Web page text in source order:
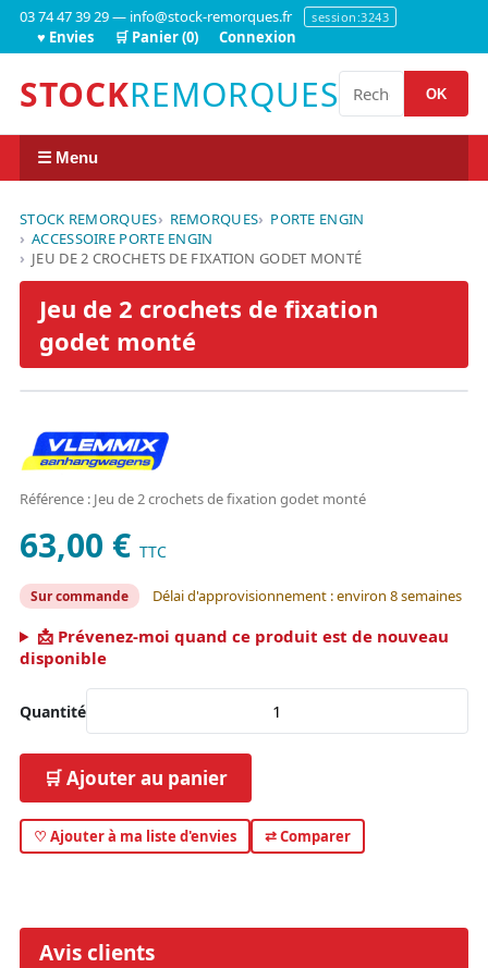
03 74 47 39 29 — info@stock-remorques.fr session:3243
♥ Envies 🛒 Panier (0) Connexion
STOCKREMORQUES OK
☰ Menu
STOCK REMORQUES REMORQUES
PORTE ENGIN
ACCESSOIRE PORTE ENGIN
JEU DE 2 CROCHETS DE FIXATION GODET MONTÉ
Jeu de 2 crochets de fixation
godet monté
Référence : Jeu de 2 crochets de fixation godet monté
63,00 € TTC
Sur commande Délai d'approvisionnement : environ 8 semaines
📩 Prévenez-moi quand ce produit est de nouveau
disponible
Quantité
🛒 Ajouter au panier
♡ Ajouter à ma liste d'envies ⇄ Comparer
Avis clients